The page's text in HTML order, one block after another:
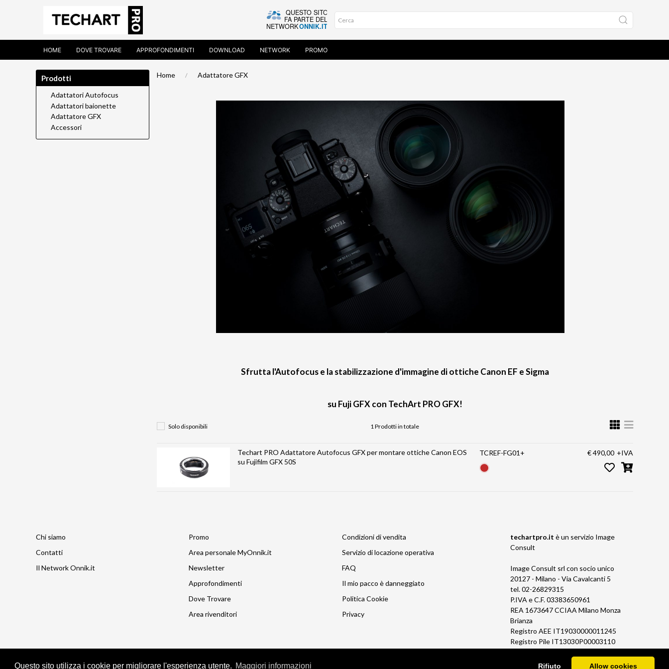
Questo sito utilizza i cookie per migliorare l'esperienza utente. Maggiori informazioni Rifiuto Allow cookies
HOME DOVE TROVARE APPROFONDIMENTI DOWNLOAD NETWORK PROMO
Home Adattatore GFX
Sfrutta l'Autofocus e la stabilizzazione d'immagine di ottiche Canon EF e Sigma
su Fuji GFX con TechArt PRO GFX!
Solo disponibili 1 Prodotti in totale
Techart PRO Adattatore Autofocus GFX per montare ottiche Canon EOS
su Fujifilm GFX 50S
TCREF-FG01+ € 490,00 +IVA
Prodotti
Adattatori Autofocus
Adattatori baionette
Adattatore GFX
Accessori
Chi siamo
Contatti
Il Network Onnik.it
Promo
Area personale MyOnnik.it
Newsletter
Approfondimenti
Dove Trovare
Area rivenditori
Condizioni di vendita
Servizio di locazione operativa
FAQ
Il mio pacco è danneggiato
Politica Cookie
Privacy
techartpro.it è un servizio Image
Consult
Image Consult srl con socio unico
20127 - Milano - Via Cavalcanti 5
tel. 02-26829315
P.IVA e C.F. 03383650961
REA 1673647 CCIAA Milano Monza
Brianza
Registro AEE IT19030000011245
Registro Pile IT13030P00003110